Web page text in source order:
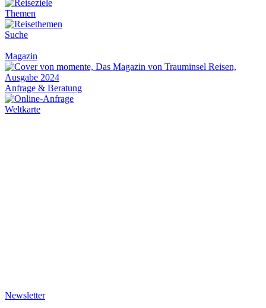
Themen
Suche
Magazin
Anfrage & Beratung
Weltkarte